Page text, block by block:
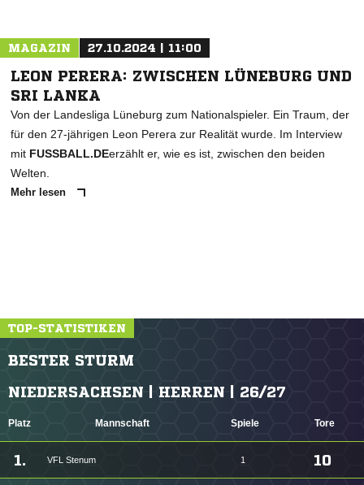
MAGAZIN 27.10.2024 | 11:00
LEON PERERA: ZWISCHEN LÜNEBURG UND
SRI LANKA
Von der Landesliga Lüneburg zum Nationalspieler. Ein Traum, der
für den 27-jährigen Leon Perera zur Realität wurde. Im Interview
mit FUSSBALL.DEerzählt er, wie es ist, zwischen den beiden
Welten.
Mehr lesen
TOP-STATISTIKEN
BESTER STURM
NIEDERSACHSEN | HERREN | 26/27
Platz Mannschaft Spiele Tore
1. VFL Stenum 1 10